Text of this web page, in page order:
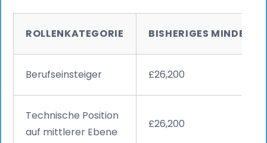
ROLLENKATEGORIE BISHERIGES
Berufseinsteiger £26,200
Technische Position
auf mittlerer Ebene
£26,200